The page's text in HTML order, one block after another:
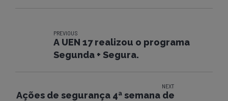
PREVIOUS
A UEN 17 realizou o programa
Segunda + Segura.
NEXT
Ações de segurança 4ª semana de